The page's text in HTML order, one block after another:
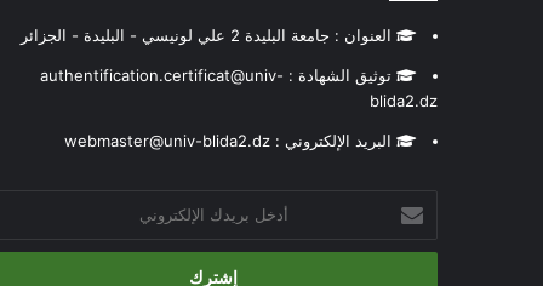
العنوان : جامعة البليدة 2 علي لونيسي - البليدة - الجزائر
توثيق الشهادة : authentification.certificat@univ-
blida2.dz
البريد الإلكتروني : webmaster@univ-blida2.dz
بريدك
الإلكتروني